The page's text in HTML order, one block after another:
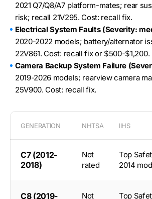
2021 Q7/Q8/A7 platform-mates; rear
risk; recall 21V295. Cost: recall fix.
Electrical System Faults (Severity:
2020-2022 models; battery/alternator
22V861. Cost: recall fix or $500-$1,200.
Camera Backup System Failure
2019-2026 models; rearview camera
25V900. Cost: recall fix.
GENERATION NHTSA IIHS
C7 (2012-
2018)
Not
rated
Top
2014
C8 (2019-
Not
Top